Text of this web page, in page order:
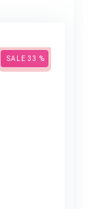
SALE 33 %